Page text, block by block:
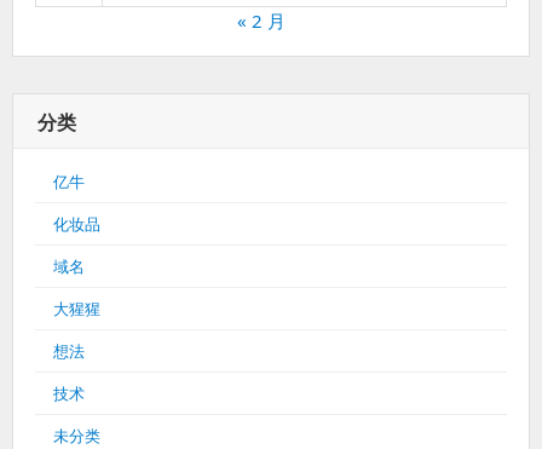
« 2 月
分类
亿牛
化妆品
域名
大猩猩
想法
技术
未分类